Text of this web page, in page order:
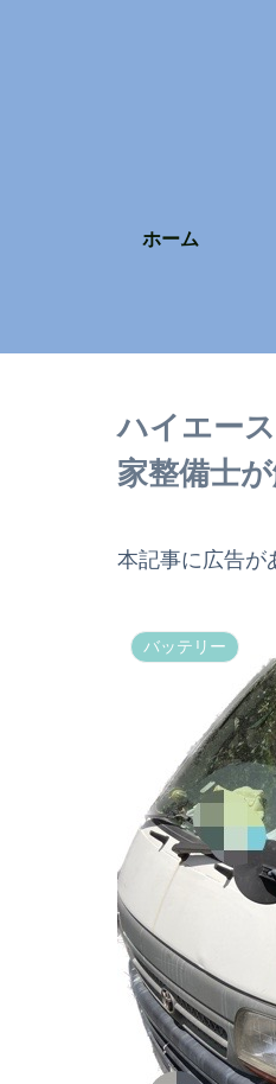
ホーム
ハイエー
家整備士が
本記事に広告が
バッテリー